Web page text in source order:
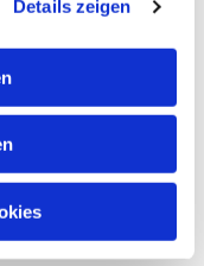
Details zeigen